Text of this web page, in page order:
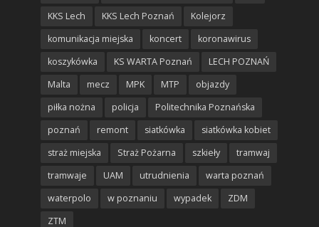
KKS Lech
KKS Lech Poznań
Kolejorz
komunikacja miejska
koncert
koronawirus
koszykówka
KS WARTA Poznań
LECH POZNAŃ
Malta
mecz MPK MTP
objazdy
piłka nożna
policja
Politechnika Poznańska
poznań
remont siatkówka
siatkówka kobiet
straż miejska
Straż Pożarna szkieły
tramwaj
tramwaje
UAM utrudnienia
warta poznań
waterpolo
w poznaniu wypadek
ZDM
ZTM